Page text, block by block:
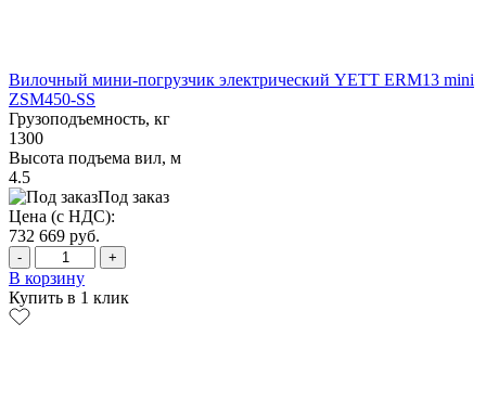
Вилочный мини-погрузчик электрический YETT ERM13 mini
ZSM450-SS
Грузоподъемность, кг
1300
Высота подъема вил, м
4.5
Под заказ
Цена (с НДС):
732 669 руб.
- +
В корзину
Купить в 1 клик